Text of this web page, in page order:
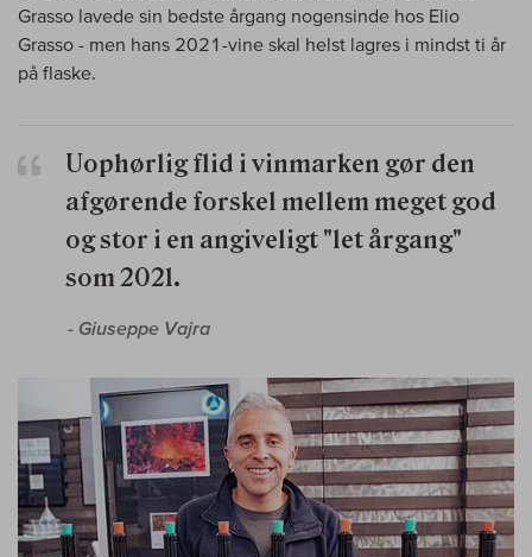
Grasso lavede sin bedste årgang nogensinde hos Elio
Grasso - men hans 2021-vine skal helst lagres i mindst ti år
på flaske.
Uophørlig flid i vinmarken gør den
afgørende forskel mellem meget god
og stor i en angiveligt "let årgang"
som 2021.
- Giuseppe Vajra